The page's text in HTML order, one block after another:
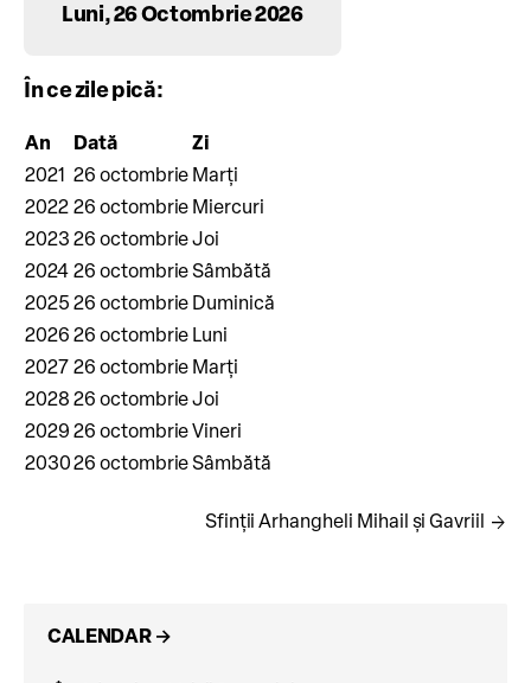
Luni, 26 Octombrie 2026
În ce zile pică:
An Dată
Zi
2021 26 octombrie Marți
2022 26 octombrie Miercuri
2023 26 octombrieJoi
2024 26 octombrieSâmbătă
2025 26 octombrie Duminică
2026 26 octombrie Luni
2027 26 octombrie Marți
2028 26 octombrieJoi
2029 26 octombrie Vineri
203026 octombrieSâmbătă
Sfinții Arhangheli Mihail și Gavriil arrow_forward
CALENDAR →